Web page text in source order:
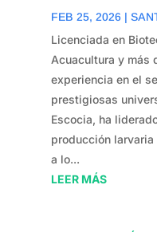
FEB 25, 2026|
Licenciada en
Acuacultura y más
experiencia en el
prestigiosas
Escocia, ha
producción
a lo...
LEER MÁS